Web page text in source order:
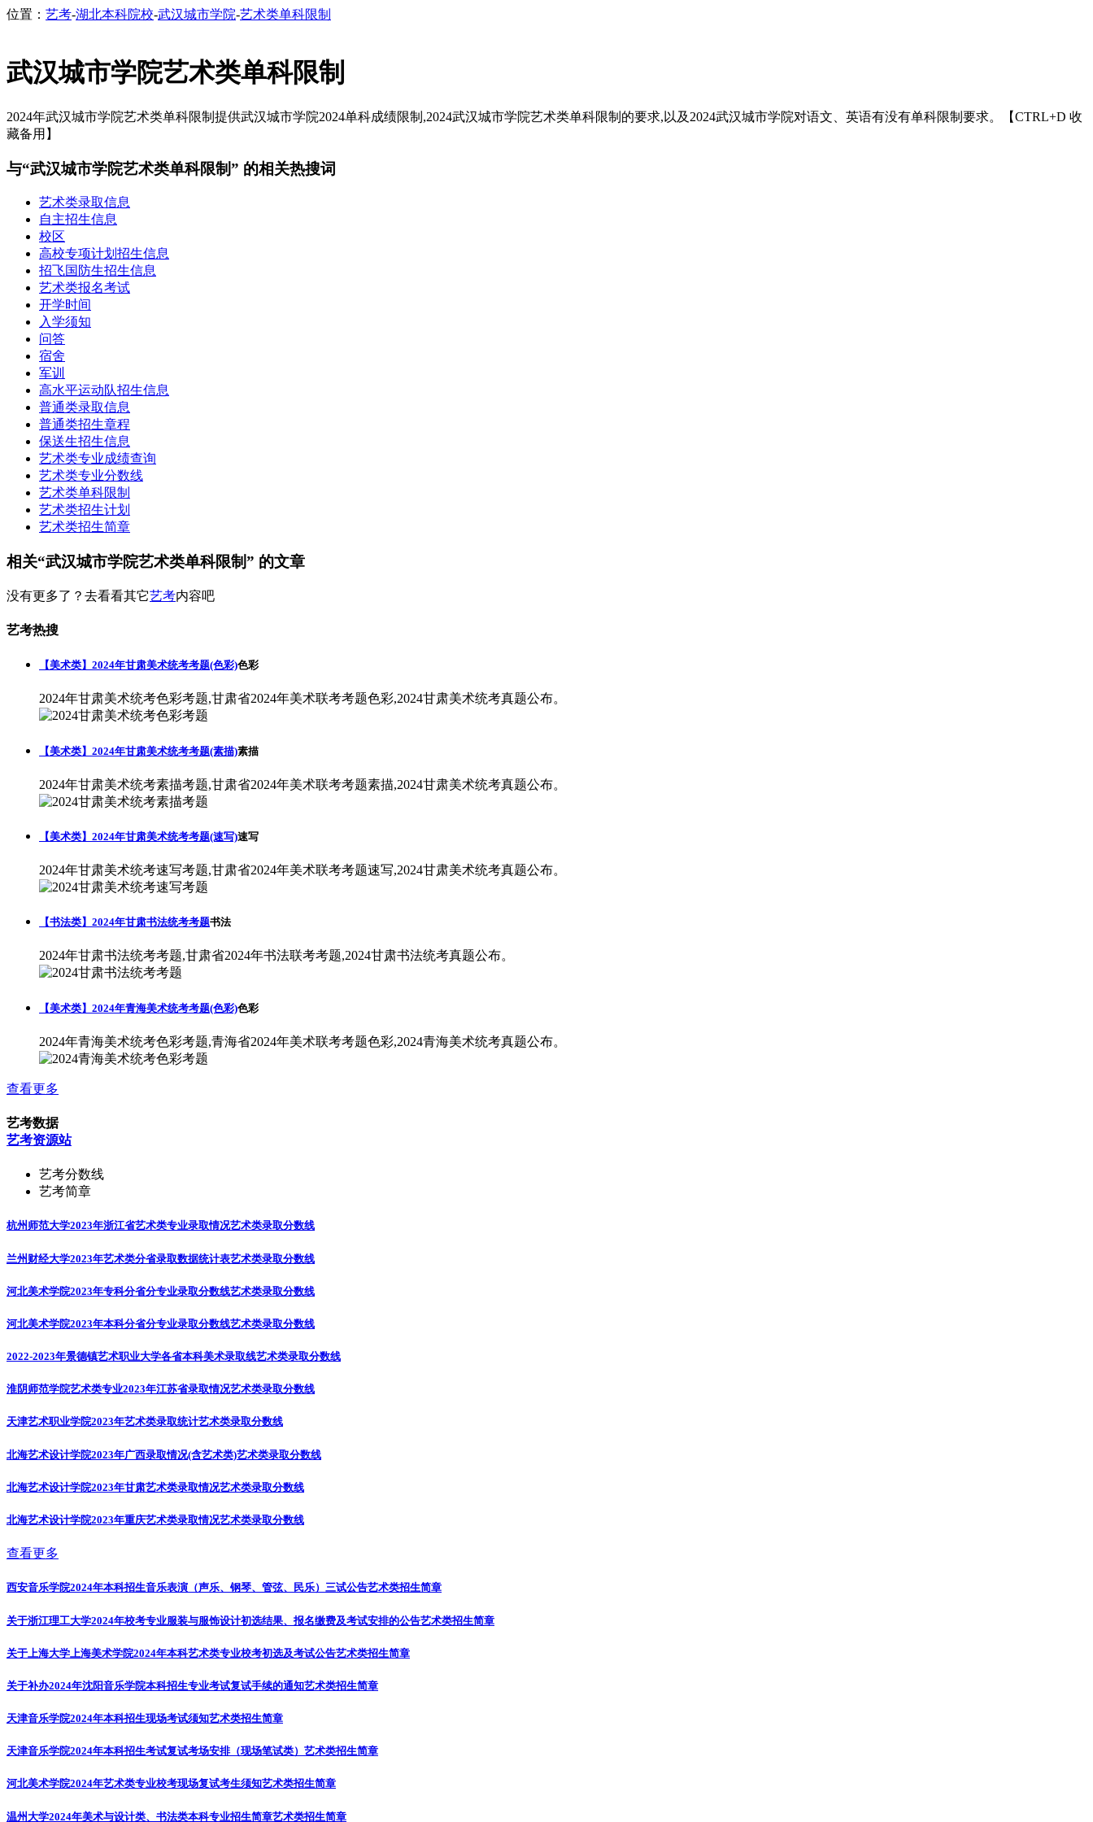
位置： 艺考-湖北本科院校-武汉城市学院-艺术类单科限制
武汉城市学院艺术类单科限制
2024年武汉城市学院艺术类单科限制提供武汉城市学院2024单科成绩限制,2024武汉城市学院艺术类单科限制的要求,以及2024武汉城市学院对语文、英语有没有单科限制要求。【CTRL+D 收
藏备用】
与“武汉城市学院艺术类单科限制” 的相关热搜词
艺术类录取信息
自主招生信息
校区
高校专项计划招生信息
招飞国防生招生信息
艺术类报名考试
开学时间
入学须知
问答
宿舍
军训
高水平运动队招生信息
普通类录取信息
普通类招生章程
保送生招生信息
艺术类专业成绩查询
艺术类专业分数线
艺术类单科限制
艺术类招生计划
艺术类招生简章
相关“武汉城市学院艺术类单科限制” 的文章
没有更多了？去看看其它艺考内容吧
艺考热搜
【美术类】2024年甘肃美术统考考题(色彩)色彩
2024年甘肃美术统考色彩考题,甘肃省2024年美术联考考题色彩,2024甘肃美术统考真题公布。
【美术类】2024年甘肃美术统考考题(素描)素描
2024年甘肃美术统考素描考题,甘肃省2024年美术联考考题素描,2024甘肃美术统考真题公布。
【美术类】2024年甘肃美术统考考题(速写)速写
2024年甘肃美术统考速写考题,甘肃省2024年美术联考考题速写,2024甘肃美术统考真题公布。
【书法类】2024年甘肃书法统考考题书法
2024年甘肃书法统考考题,甘肃省2024年书法联考考题,2024甘肃书法统考真题公布。
【美术类】2024年青海美术统考考题(色彩)色彩
2024年青海美术统考色彩考题,青海省2024年美术联考考题色彩,2024青海美术统考真题公布。
查看更多
艺考数据
艺考资源站
艺考分数线
艺考简章
杭州师范大学2023年浙江省艺术类专业录取情况艺术类录取分数线
兰州财经大学2023年艺术类分省录取数据统计表艺术类录取分数线
河北美术学院2023年专科分省分专业录取分数线艺术类录取分数线
河北美术学院2023年本科分省分专业录取分数线艺术类录取分数线
2022-2023年景德镇艺术职业大学各省本科美术录取线艺术类录取分数线
淮阴师范学院艺术类专业2023年江苏省录取情况艺术类录取分数线
天津艺术职业学院2023年艺术类录取统计艺术类录取分数线
北海艺术设计学院2023年广西录取情况(含艺术类)艺术类录取分数线
北海艺术设计学院2023年甘肃艺术类录取情况艺术类录取分数线
北海艺术设计学院2023年重庆艺术类录取情况艺术类录取分数线
查看更多
西安音乐学院2024年本科招生音乐表演（声乐、钢琴、管弦、民乐）三试公告艺术类招生简章
关于浙江理工大学2024年校考专业服装与服饰设计初选结果、报名缴费及考试安排的公告艺术类招生简章
关于上海大学上海美术学院2024年本科艺术类专业校考初选及考试公告艺术类招生简章
关于补办2024年沈阳音乐学院本科招生专业考试复试手续的通知艺术类招生简章
天津音乐学院2024年本科招生现场考试须知艺术类招生简章
天津音乐学院2024年本科招生考试复试考场安排（现场笔试类） 艺术类招生简章
河北美术学院2024年艺术类专业校考现场复试考生须知艺术类招生简章
温州大学2024年美术与设计类、书法类本科专业招生简章艺术类招生简章